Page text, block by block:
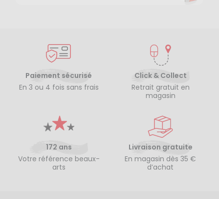
Paiement sécurisé
En 3 ou 4 fois sans frais
Click & Collect
Retrait gratuit en
magasin
172 ans
Votre référence beaux-
arts
Livraison gratuite
En magasin dès 35 €
d’achat